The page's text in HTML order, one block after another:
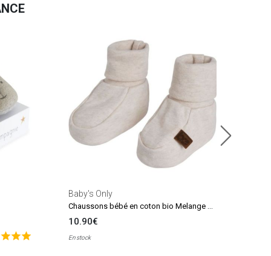
Baby's Only
10.90€
En stock